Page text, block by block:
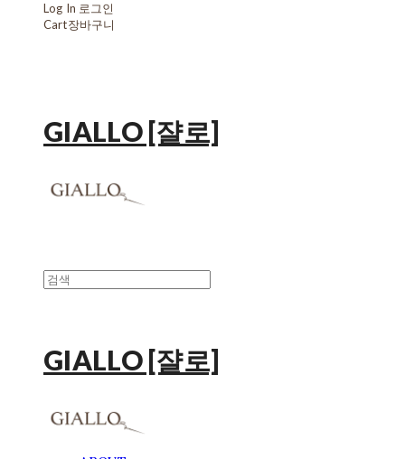
Log In 로그인
Cart장바구니
GIALLO [쟐로]
GIALLO [쟐로]